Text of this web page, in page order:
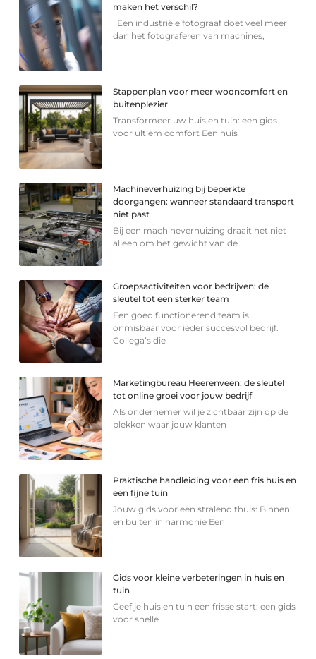
maken het verschil?
Een industriële fotograaf doet veel meer
dan het fotograferen van machines,
Stappenplan voor meer wooncomfort en
buitenplezier
Transformeer uw huis en tuin: een gids
voor ultiem comfort Een huis
Machineverhuizing bij beperkte
doorgangen: wanneer standaard transport
niet past
Bij een machineverhuizing draait het niet
alleen om het gewicht van de
Groepsactiviteiten voor bedrijven: de
sleutel tot een sterker team
Een goed functionerend team is
onmisbaar voor ieder succesvol bedrijf.
Collega’s die
Marketingbureau Heerenveen: de sleutel
tot online groei voor jouw bedrijf
Als ondernemer wil je zichtbaar zijn op de
plekken waar jouw klanten
Praktische handleiding voor een fris huis en
een fijne tuin
Jouw gids voor een stralend thuis: Binnen
en buiten in harmonie Een
Gids voor kleine verbeteringen in huis en
tuin
Geef je huis en tuin een frisse start: een gids
voor snelle